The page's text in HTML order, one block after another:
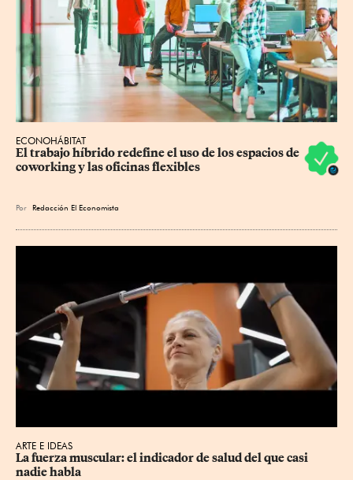
ECONOHÁBITAT
El trabajo híbrido redefine el uso de los espacios de
coworking y las oficinas flexibles
Por Redacción El Economista
ARTE E IDEAS
La fuerza muscular: el indicador de salud del que casi
nadie habla